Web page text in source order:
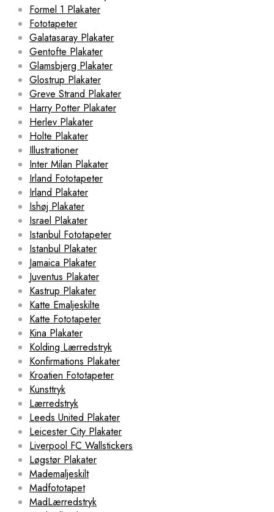
Formel 1 Plakater
Fototapeter
Galatasaray Plakater
Gentofte Plakater
Glamsbjerg Plakater
Glostrup Plakater
Greve Strand Plakater
Harry Potter Plakater
Herlev Plakater
Holte Plakater
Illustrationer
Inter Milan Plakater
Irland Fototapeter
Irland Plakater
Ishøj Plakater
Israel Plakater
Istanbul Fototapeter
Istanbul Plakater
Jamaica Plakater
Juventus Plakater
Kastrup Plakater
Katte Emaljeskilte
Katte Fototapeter
Kina Plakater
Kolding Lærredstryk
Konfirmations Plakater
Kroatien Fototapeter
Kunsttryk
Lærredstryk
Leeds United Plakater
Leicester City Plakater
Liverpool FC Wallstickers
Løgstør Plakater
Mademaljeskilt
Madfototapet
MadLærredstryk